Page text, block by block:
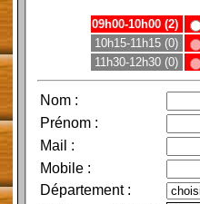
09h00-10h00 (2)
10h15-11h15 (0)
11h30-12h30 (0)
Nom:
Prénom:
Mail :
Mobile:
Département :